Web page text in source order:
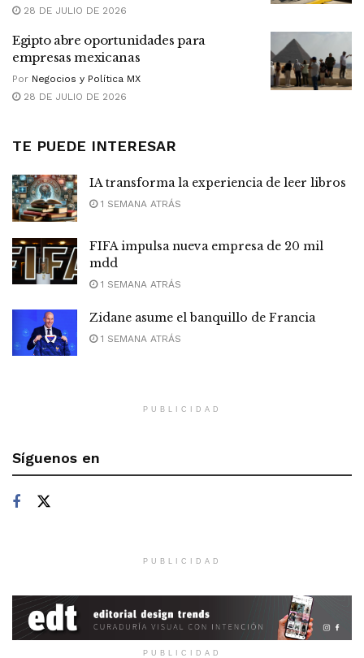
28 DE JULIO DE 2026
Egipto abre oportunidades para
empresas mexicanas
Por Negocios y Política MX
28 DE JULIO DE 2026
TE PUEDE INTERESAR
IA transforma la experiencia de leer libros
1 SEMANA ATRÁS
FIFA impulsa nueva empresa de 20 mil
mdd
1 SEMANA ATRÁS
Zidane asume el banquillo de Francia
1 SEMANA ATRÁS
PUBLICIDAD
Síguenos en
PUBLICIDAD
PUBLICIDAD